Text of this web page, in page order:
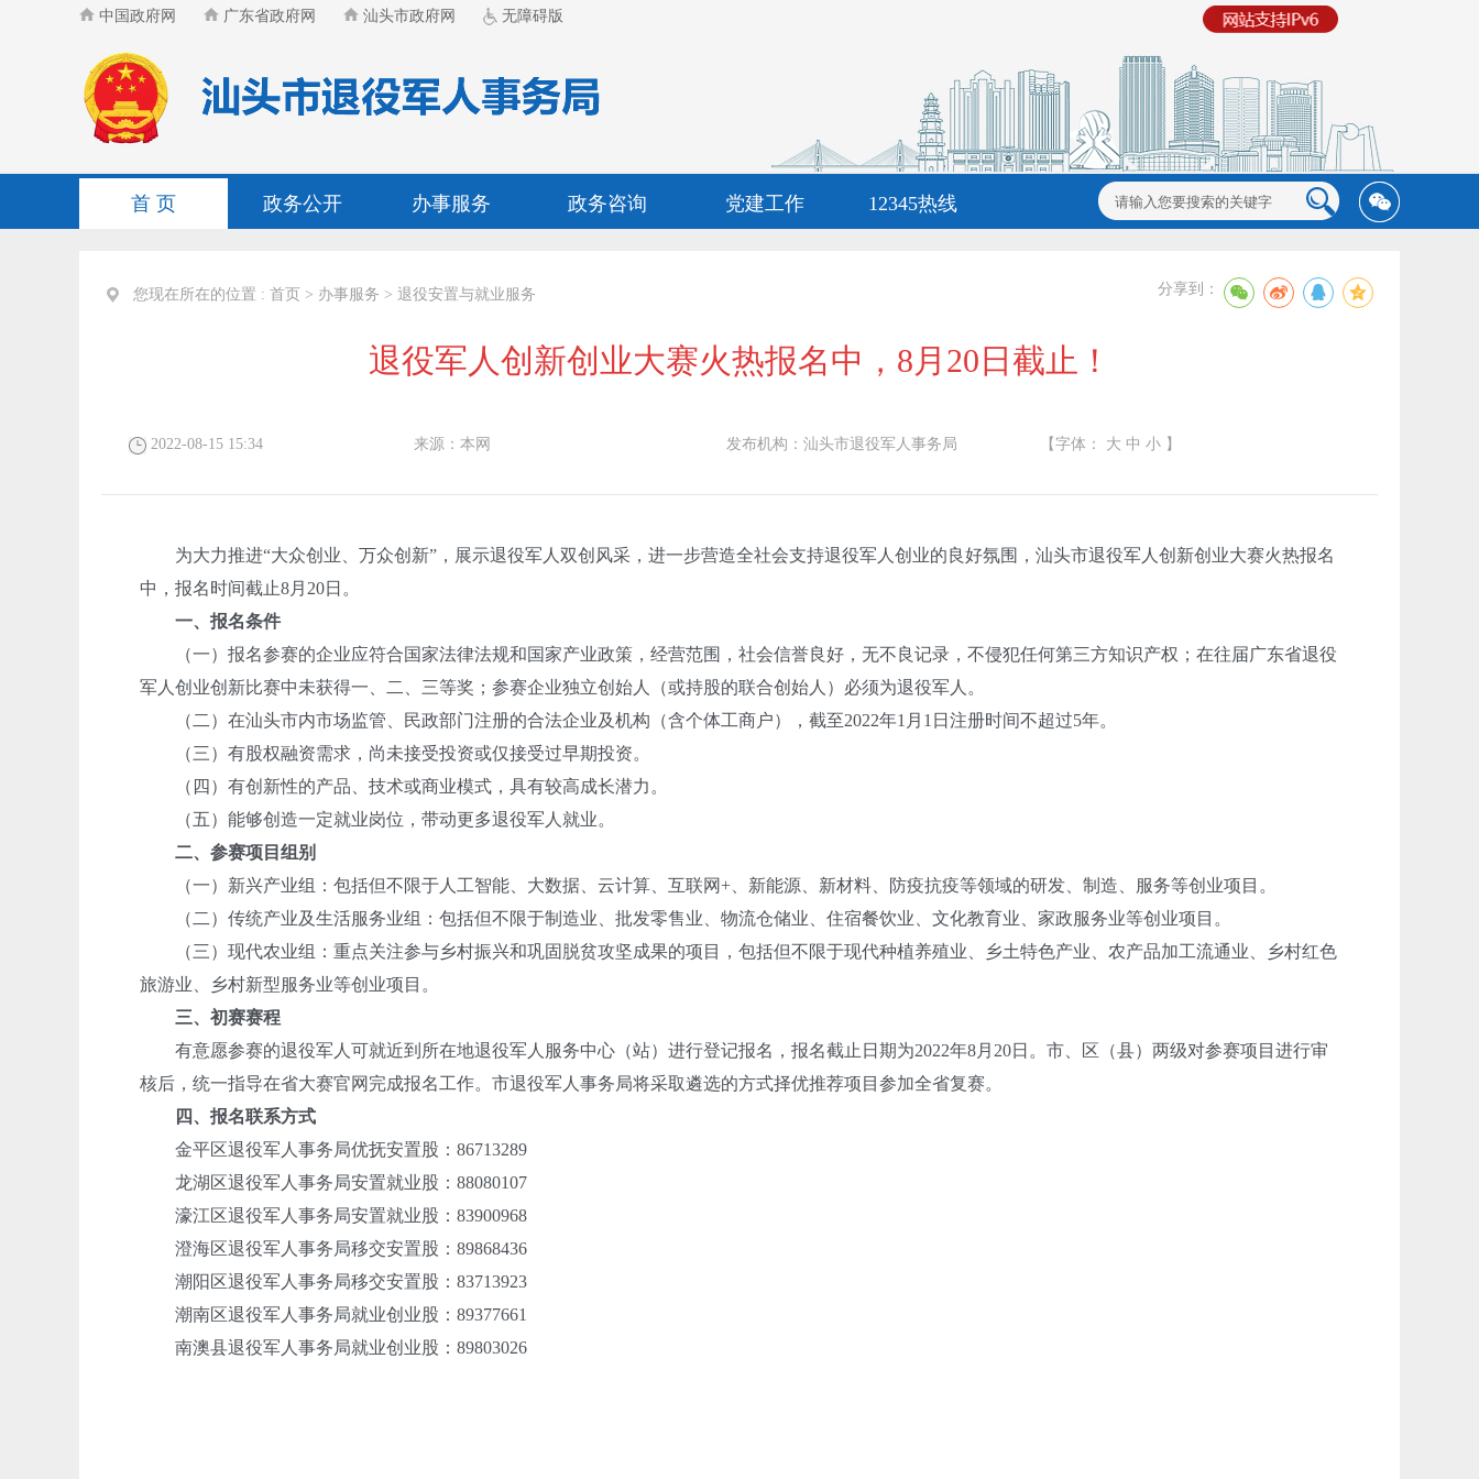
中国政府网 广东省政府网 汕头市政府网 无障碍版
首 页 政务公开 办事服务 政务咨询 党建工作 12345热线
您现在所在的位置 : 首页 > 办事服务 > 退役安置与就业服务 分享到：
退役军人创新创业大赛火热报名中，8月20日截止！
2022-08-15 15:34 来源：本网 发布机构：汕头市退役军人事务局 【字体： 大 中 小 】
为大力推进“大众创业、万众创新”，展示退役军人双创风采，进一步营造全社会支持退役军人创业的良好氛围，汕头市退役军人创新创业大赛火热报名
中，报名时间截止8月20日。
一、报名条件
（一）报名参赛的企业应符合国家法律法规和国家产业政策，经营范围，社会信誉良好，无不良记录，不侵犯任何第三方知识产权；在往届广东省退役
军人创业创新比赛中未获得一、二、三等奖；参赛企业独立创始人（或持股的联合创始人）必须为退役军人。
（二）在汕头市内市场监管、民政部门注册的合法企业及机构（含个体工商户），截至2022年1月1日注册时间不超过5年。
（三）有股权融资需求，尚未接受投资或仅接受过早期投资。
（四）有创新性的产品、技术或商业模式，具有较高成长潜力。
（五）能够创造一定就业岗位，带动更多退役军人就业。
二、参赛项目组别
（一）新兴产业组：包括但不限于人工智能、大数据、云计算、互联网+、新能源、新材料、防疫抗疫等领域的研发、制造、服务等创业项目。
（二）传统产业及生活服务业组：包括但不限于制造业、批发零售业、物流仓储业、住宿餐饮业、文化教育业、家政服务业等创业项目。
（三）现代农业组：重点关注参与乡村振兴和巩固脱贫攻坚成果的项目，包括但不限于现代种植养殖业、乡土特色产业、农产品加工流通业、乡村红色
旅游业、乡村新型服务业等创业项目。
三、初赛赛程
有意愿参赛的退役军人可就近到所在地退役军人服务中心（站）进行登记报名，报名截止日期为2022年8月20日。市、区（县）两级对参赛项目进行审
核后，统一指导在省大赛官网完成报名工作。市退役军人事务局将采取遴选的方式择优推荐项目参加全省复赛。
四、报名联系方式
金平区退役军人事务局优抚安置股：86713289
龙湖区退役军人事务局安置就业股：88080107
濠江区退役军人事务局安置就业股：83900968
澄海区退役军人事务局移交安置股：89868436
潮阳区退役军人事务局移交安置股：83713923
潮南区退役军人事务局就业创业股：89377661
南澳县退役军人事务局就业创业股：89803026